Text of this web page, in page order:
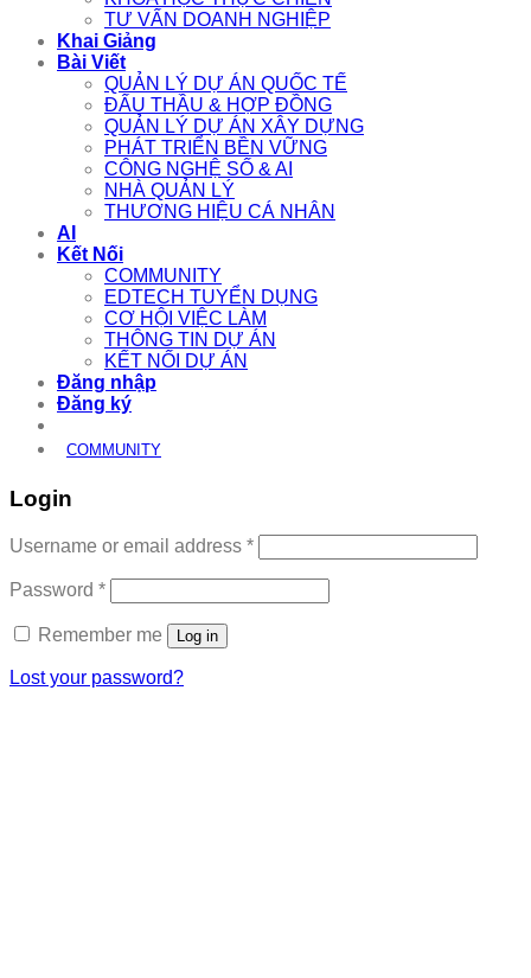
TƯ VẤN DOANH NGHIỆP
Khai Giảng
Bài Viết
QUẢN LÝ DỰ ÁN QUỐC TẾ
ĐẤU THẦU & HỢP ĐỒNG
QUẢN LÝ DỰ ÁN XÂY DỰNG
PHÁT TRIỂN BỀN VỮNG
CÔNG NGHỆ SỐ & AI
NHÀ QUẢN LÝ
THƯƠNG HIỆU CÁ NHÂN
AI
Kết Nối
COMMUNITY
EDTECH TUYỂN DỤNG
CƠ HỘI VIỆC LÀM
THÔNG TIN DỰ ÁN
KẾT NỐI DỰ ÁN
Đăng nhập
Đăng ký
COMMUNITY
Login
Username or email address *Required
Password *Required
Remember me Log in
Lost your password?